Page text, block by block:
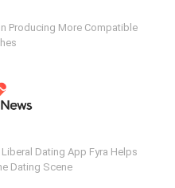
Producing More Compatible
Dating App Fyra Helps
Dating Scene